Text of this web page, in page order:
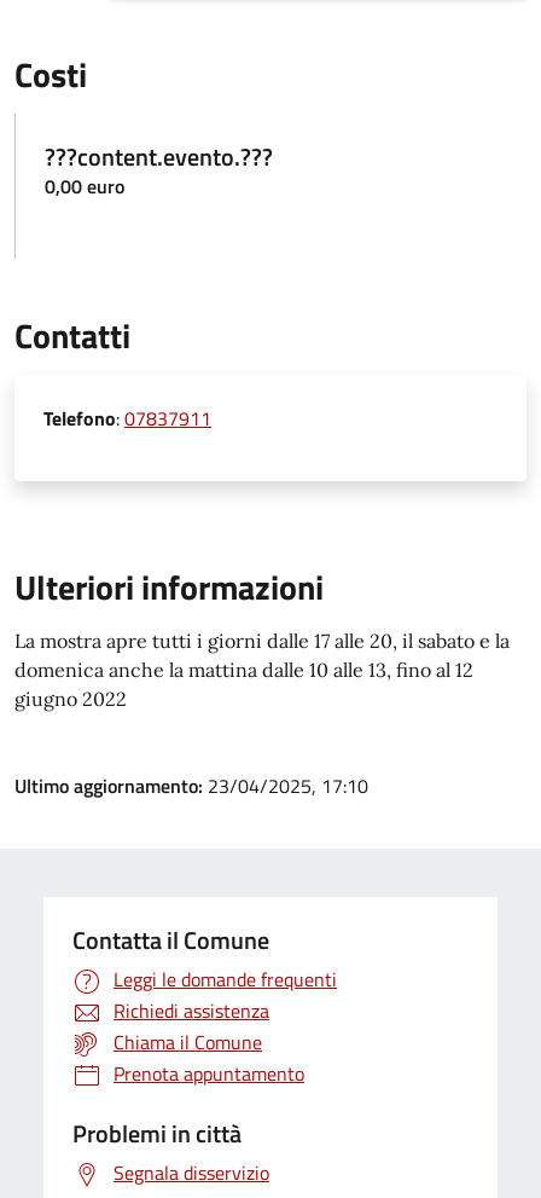
Costi
???content.evento.???
0,00 euro
Contatti
Telefono:07837911
Ulteriori informazioni
La mostra apre tutti i giorni dalle 17 alle 20, il sabato e la
domenica anche la mattina dalle 10 alle 13, fino al 12
giugno 2022
Ultimo aggiornamento: 23/04/2025, 17:10
Contatta il Comune
Leggi le domande frequenti
Richiedi assistenza
Chiama il Comune
Prenota appuntamento
Problemi in città
Segnala disservizio